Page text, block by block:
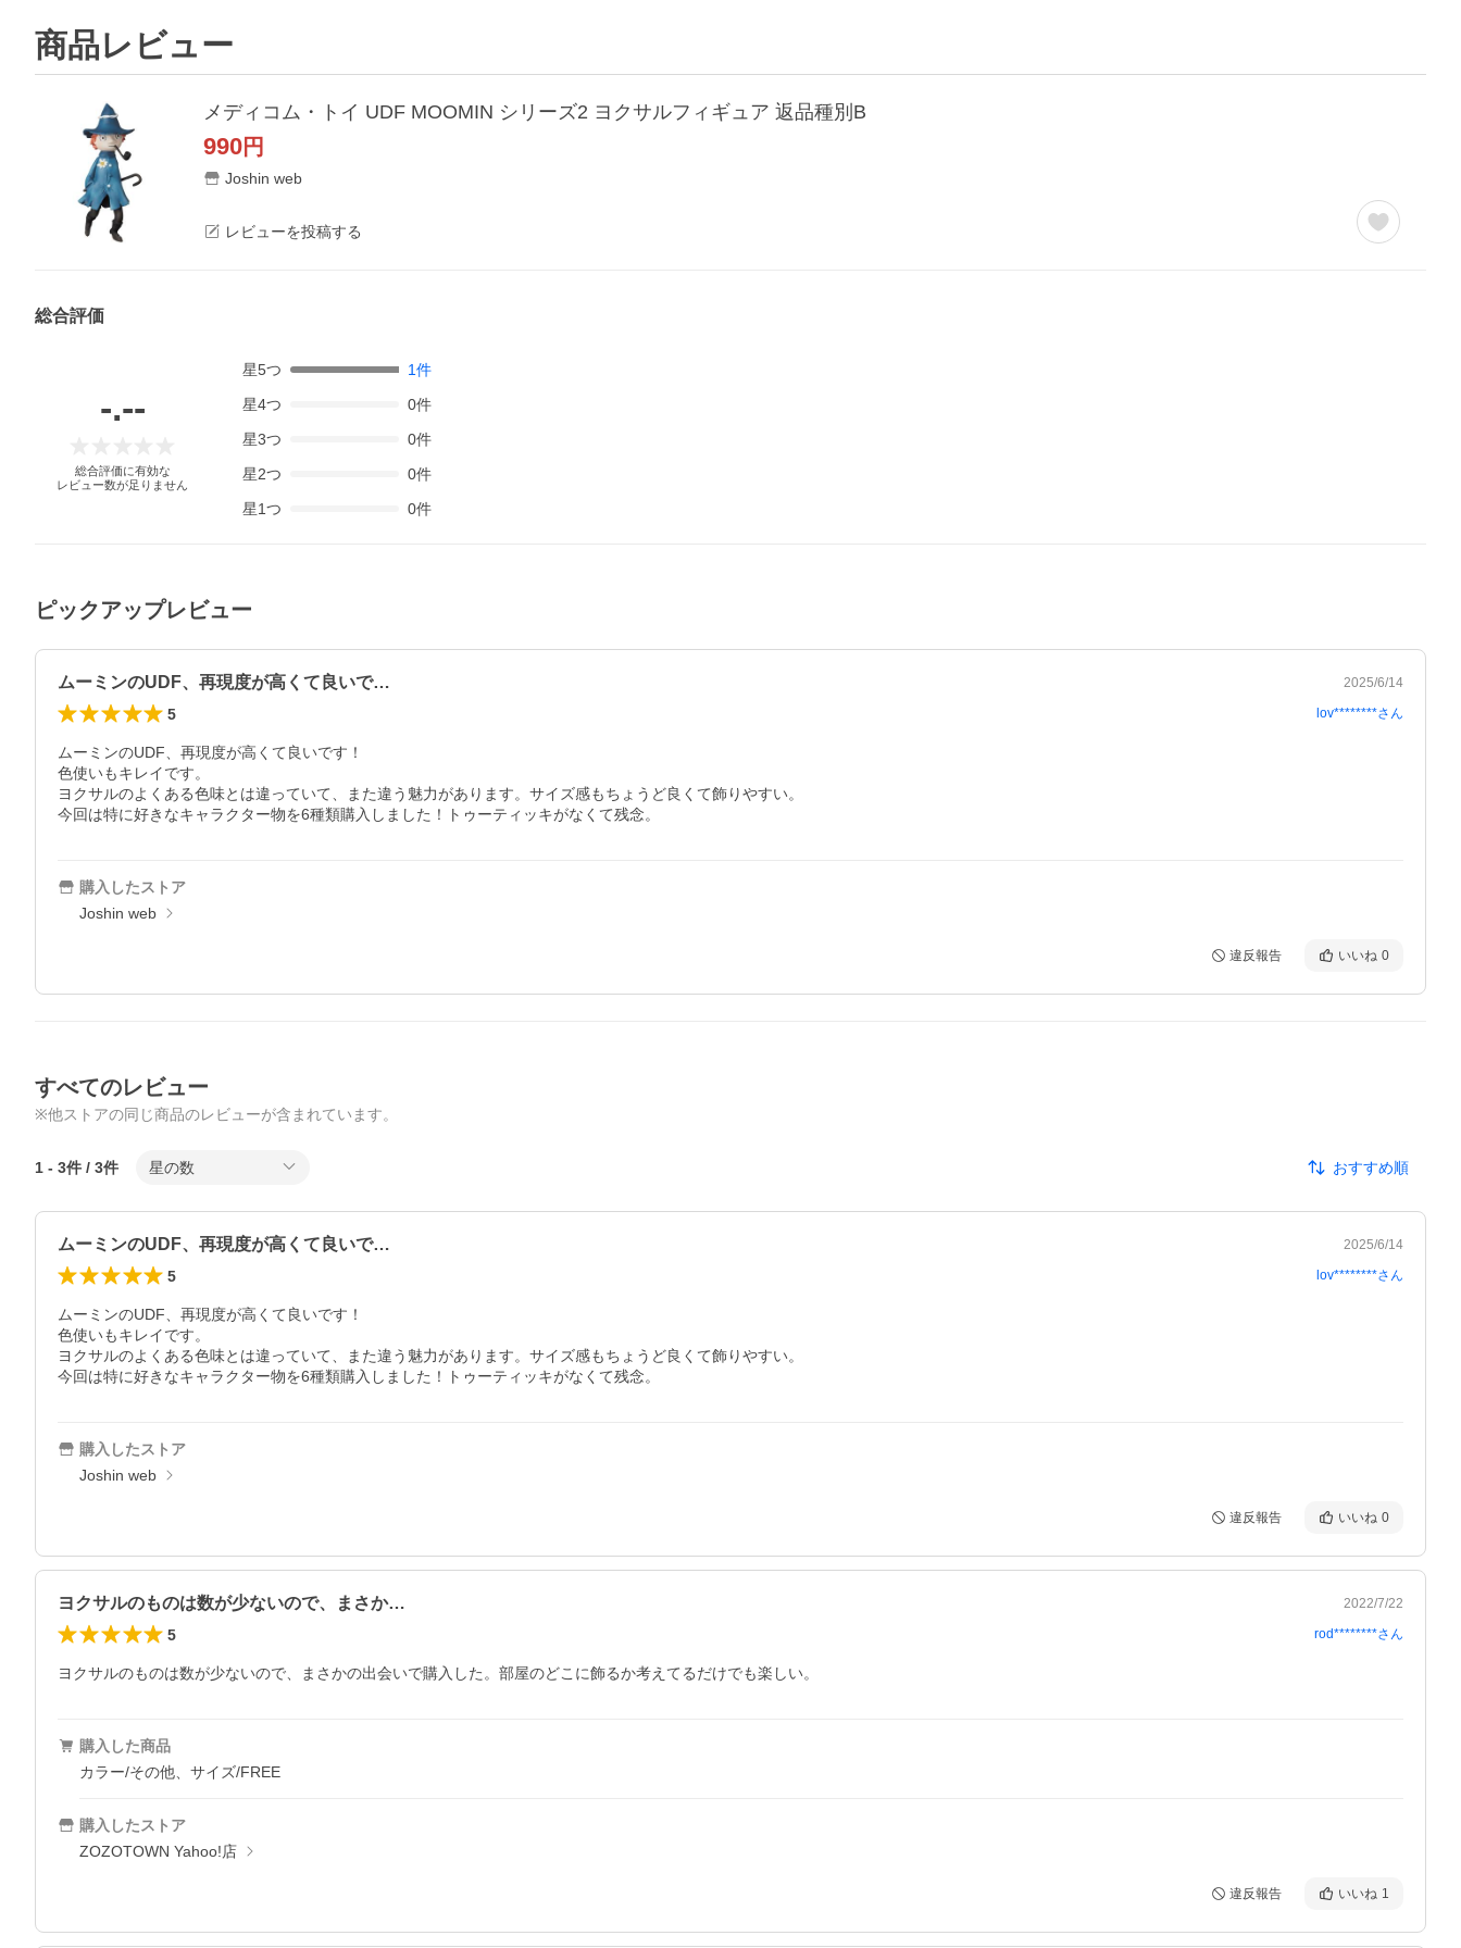
商品レビュー
メディコム・トイ UDF MOOMIN シリーズ2 ヨクサルフィギュア 返品種別B
990円
Joshin web
レビューを投稿する
総合評価
-.--
総合評価に有効な
レビュー数が足りません
星5つ 1件
星4つ 0件
星3つ 0件
星2つ 0件
星1つ 0件
ピックアップレビュー
ムーミンのUDF、再現度が高くて良いで… 2025/6/14
5 lov********さん
ムーミンのUDF、再現度が高くて良いです！
色使いもキレイです。
ヨクサルのよくある色味とは違っていて、また違う魅力があります。サイズ感もちょうど良くて飾りやすい。
今回は特に好きなキャラクター物を6種類購入しました！トゥーティッキがなくて残念。
購入したストア
Joshin web
違反報告 いいね 0
すべてのレビュー
※他ストアの同じ商品のレビューが含まれています。
1 - 3件 / 3件 星の数 おすすめ順
ムーミンのUDF、再現度が高くて良いで… 2025/6/14
5 lov********さん
ムーミンのUDF、再現度が高くて良いです！
色使いもキレイです。
ヨクサルのよくある色味とは違っていて、また違う魅力があります。サイズ感もちょうど良くて飾りやすい。
今回は特に好きなキャラクター物を6種類購入しました！トゥーティッキがなくて残念。
購入したストア
Joshin web
違反報告 いいね 0
ヨクサルのものは数が少ないので、まさか… 2022/7/22
5 rod********さん
ヨクサルのものは数が少ないので、まさかの出会いで購入した。部屋のどこに飾るか考えてるだけでも楽しい。
購入した商品
カラー/その他、サイズ/FREE
購入したストア
ZOZOTOWN Yahoo!店
違反報告 いいね 1